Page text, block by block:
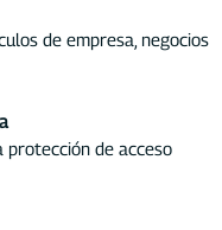
de empresa, negocios
protección de acceso